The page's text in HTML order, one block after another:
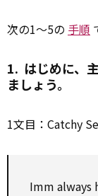
次の1～5の 手順
1. はじめに、
ましょう。
1文目：Catchy
Imm always